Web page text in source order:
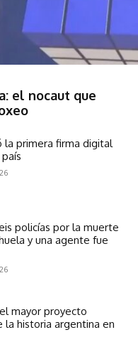
el nocaut que
la primera firma digital
policías por la muerte
y una agente fue
mayor proyecto
historia argentina en